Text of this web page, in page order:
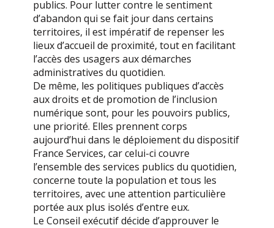
publics. Pour lutter contre le sentiment
d’abandon qui se fait jour dans certains
territoires, il est impératif de repenser les
lieux d’accueil de proximité, tout en facilitant
l’accès des usagers aux démarches
administratives du quotidien.
De même, les politiques publiques d’accès
aux droits et de promotion de l’inclusion
numérique sont, pour les pouvoirs publics,
une priorité. Elles prennent corps
aujourd’hui dans le déploiement du dispositif
France Services, car celui-ci couvre
l’ensemble des services publics du quotidien,
concerne toute la population et tous les
territoires, avec une attention particulière
portée aux plus isolés d’entre eux.
Le Conseil exécutif décide d’approuver le